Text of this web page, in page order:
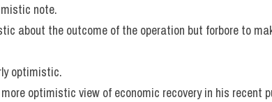
note.
about the outcome of the operation but forbore to
optimistic.
optimistic view of economic recovery in his recent